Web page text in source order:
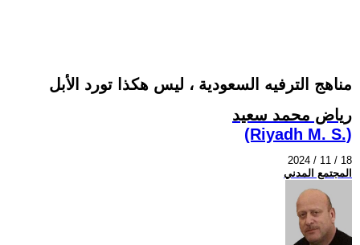
مناهج الترفيه السعودية ، ليس هكذا تورد الأبل
رياض محمد سعيد
(Riyadh M. S.)
2024 / 11 / 18
المجتمع المدني